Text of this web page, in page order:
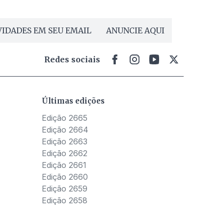
EM SEU EMAIL ANUNCIE AQUI
Redes sociais
Últimas edições
Edição 2665
Edição 2664
Edição 2663
Edição 2662
Edição 2661
Edição 2660
Edição 2659
Edição 2658